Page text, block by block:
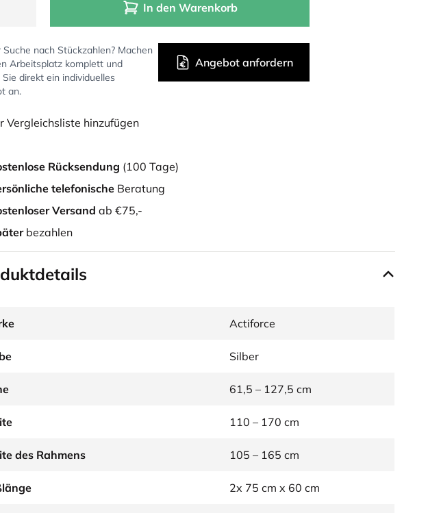
In den Warenkorb
nach Stückzahlen? Machen
Arbeitsplatz komplett und
direkt ein individuelles
an.
Angebot anfordern
Vergleichsliste hinzufügen
Rücksendung (100 Tage)
telefonische Beratung
Versand ab €75,-
bezahlen
Actiforce
Silber
61,5 – 127,5 cm
110 – 170 cm
des Rahmens 105 – 165 cm
2x 75 cm x 60 cm